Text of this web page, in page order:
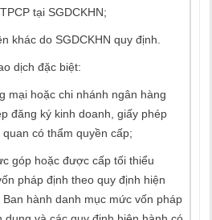
tại SGDCKHN;
khác do SGDCKHN quy định.
dịch đặc biệt:
mại hoặc chi nhánh ngân hàng
đăng ký kinh doanh, giấy phép
có thẩm quyền cấp;
góp hoặc được cấp tối thiểu
pháp định theo quy định hiện
hành danh mục mức vốn pháp